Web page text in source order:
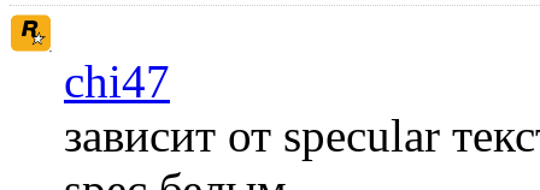
chi47
зависит от specular